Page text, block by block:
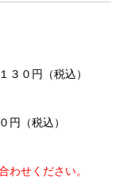
０円（税込）
（税込）
わせください。